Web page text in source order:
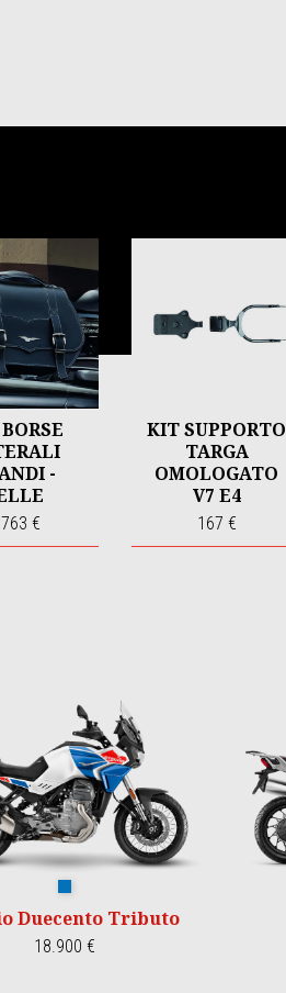
-
€
KIT SUPPORTO
TARGA
OMOLOGATO
V7 E4
167 €
Duecento Tributo
18.900 €